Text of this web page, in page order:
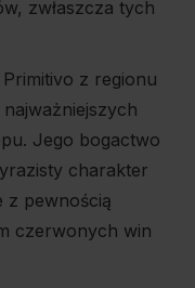
zwłaszcza tych
z regionu
Jego bogactwo
charakter
z pewnością
czerwonych win